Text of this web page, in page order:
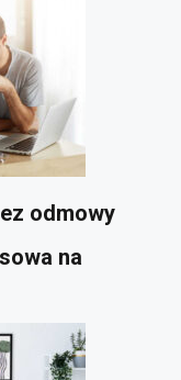
odmowy
na